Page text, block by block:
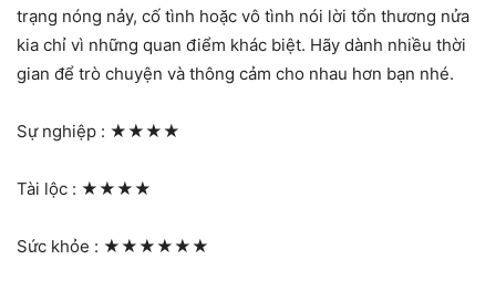
trạng nóng nảy, cố tình hoặc vô tình nói lời tổn thương nửa
kia chỉ vì những quan điểm khác biệt. Hãy dành nhiều thời
gian để trò chuyện và thông cảm cho nhau hơn bạn nhé.
Sự nghiệp : ★★★★
Tài lộc : ★★★★
Sức khỏe : ★★★★★★